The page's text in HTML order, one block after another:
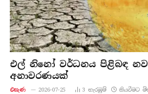
එල් නිනෝ වර්ධනය පිළිබඳ
අනාවරණයක්
එසැණ 2026-07-25 3 නැරඹු​ම් කියවීමට